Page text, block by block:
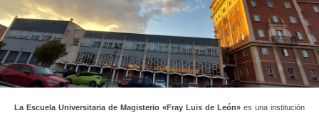
La Escuela Universitaria de Magisterio «Fray Luis de León» es una institución